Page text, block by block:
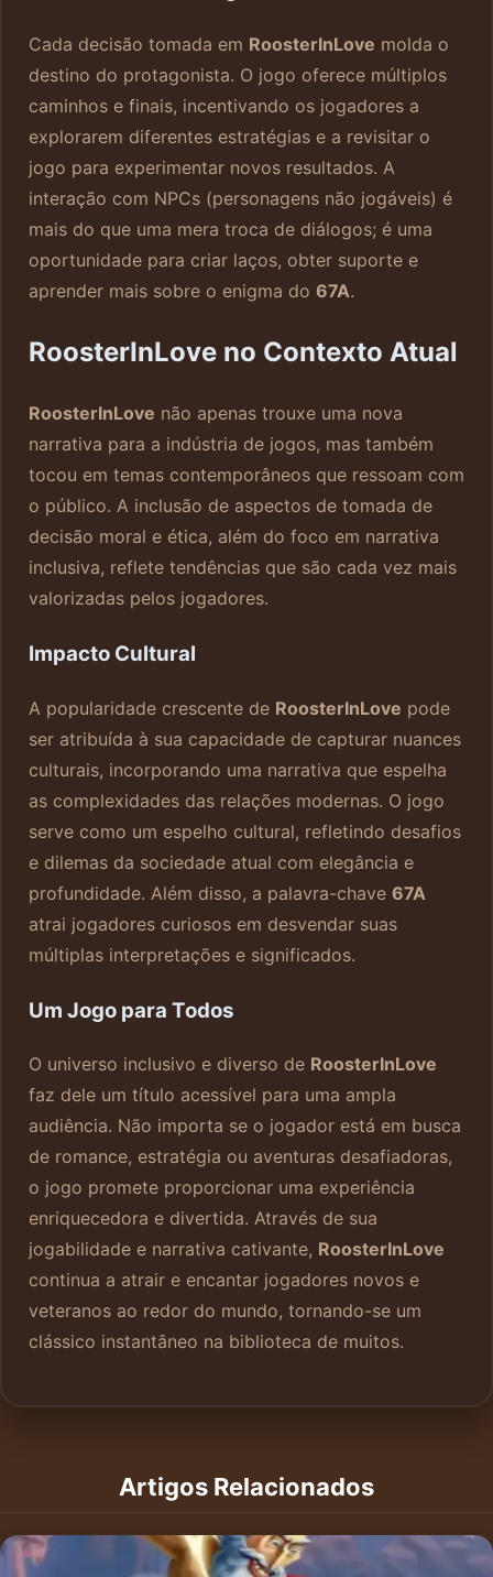
Cada decisão tomada em RoosterInLove molda o
destino do protagonista. O jogo oferece múltiplos
caminhos e finais, incentivando os jogadores a
explorarem diferentes estratégias e a revisitar o
jogo para experimentar novos resultados. A
interação com NPCs (personagens não jogáveis) é
mais do que uma mera troca de diálogos; é uma
oportunidade para criar laços, obter suporte e
aprender mais sobre o enigma do 67A.
RoosterInLove no Contexto Atual
RoosterInLove não apenas trouxe uma nova
narrativa para a indústria de jogos, mas também
tocou em temas contemporâneos que ressoam com
o público. A inclusão de aspectos de tomada de
decisão moral e ética, além do foco em narrativa
inclusiva, reflete tendências que são cada vez mais
valorizadas pelos jogadores.
Impacto Cultural
A popularidade crescente de RoosterInLove pode
ser atribuída à sua capacidade de capturar nuances
culturais, incorporando uma narrativa que espelha
as complexidades das relações modernas. O jogo
serve como um espelho cultural, refletindo desafios
e dilemas da sociedade atual com elegância e
profundidade. Além disso, a palavra-chave 67A
atrai jogadores curiosos em desvendar suas
múltiplas interpretações e significados.
Um Jogo para Todos
O universo inclusivo e diverso de RoosterInLove
faz dele um título acessível para uma ampla
audiência. Não importa se o jogador está em busca
de romance, estratégia ou aventuras desafiadoras,
o jogo promete proporcionar uma experiência
enriquecedora e divertida. Através de sua
jogabilidade e narrativa cativante, RoosterInLove
continua a atrair e encantar jogadores novos e
veteranos ao redor do mundo, tornando-se um
clássico instantâneo na biblioteca de muitos.
Artigos Relacionados